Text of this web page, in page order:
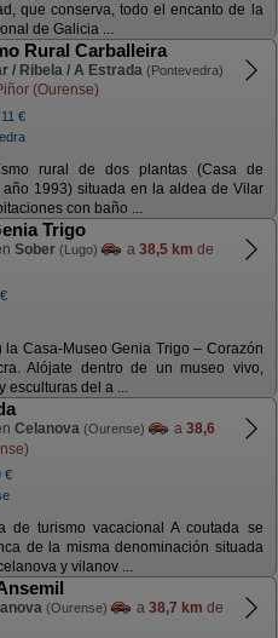
que conserva, todo el encanto de la
de Galicia ...
Rural Carballeira
/ Ribela / A Estrada (Pontevedra)
(Ourense)
11 €
rural de dos plantas (Casa de
año 1993) situada en la aldea de Vilar
con baño ...
Trigo
Sober (Lugo) a 38,5 km de
la Casa-Museo Genia Trigo – Corazón
Alójate dentro de un museo vivo,
esculturas del a ...
Celanova (Ourense) a 38,6
€
de turismo vacacional A coutada se
de la misma denominación situada
y vilanov ...
(Ourense) a 38,7 km de